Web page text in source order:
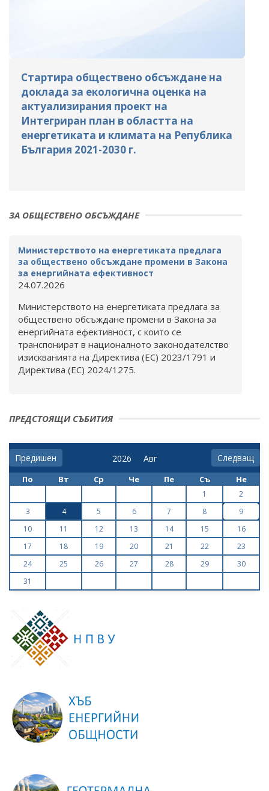
Стартира обществено обсъждане на
доклада за екологична оценка на
актуализирания проект на
Интегриран план в областта на
енергетиката и климата на Република
България 2021-2030 г.
ЗА ОБЩЕСТВЕНО ОБСЪЖДАНЕ
Министерството на енергетиката предлага
за обществено обсъждане промени в Закона
за енергийната ефективност
24.07.2026
Министерството на енергетиката предлага за
обществено обсъждане промени в Закона за
енергийната ефективност, с които се
транспонират в националното законодателство
изискванията на Директива (ЕС) 2023/1791 и
Директива (ЕС) 2024/1275.
ПРЕДСТОЯЩИ СЪБИТИЯ
Предишен Следващ
По Вт Ср Че Пе Съ Не
1
2
3
4 5 6 7 8
9
10
11 12 13 14 15
16
17
18 19 20 21 22
23
24
25 26 27 28 29
30
31